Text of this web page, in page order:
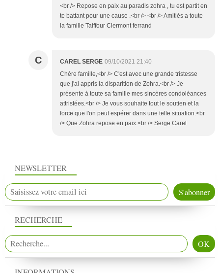
<br /> Repose en paix au paradis zohra , tu est partit en
te battant pour une cause .<br /> <br /> Amitiés a toute
la famille Taiffour Clermont ferrand
C CAREL SERGE 09/10/2021 21:40
Chère famille,<br /> C'est avec une grande tristesse
que j'ai appris la disparition de Zohra.<br /> Je
présente à toute sa famille mes sincères condoléances
attristées.<br /> Je vous souhaite tout le soutien et la
force que l'on peut espérer dans une telle situation.<br
/> Que Zohra repose en paix.<br /> Serge Carel
NEWSLETTER
RECHERCHE